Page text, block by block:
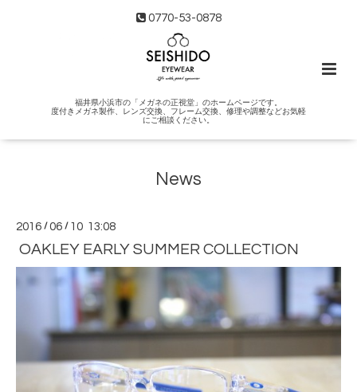
0770-53-0878
福井県小浜市の「メガネの正視堂」のホームページです。
度付きメガネ製作、レンズ交換、フレーム交換、修理や調整などお気軽
にご相談ください。
News
2016 /06 / 10 13:08
OAKLEY EARLY SUMMER COLLECTION